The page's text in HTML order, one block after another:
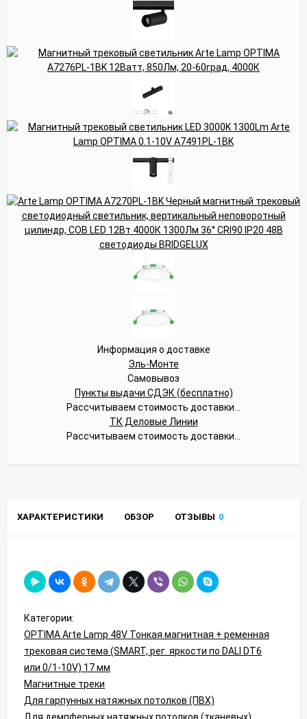
Информация о доставке
Эль-Монте
Самовывоз
Пункты выдачи СДЭК (бесплатно)
Рассчитываем стоимость доставки...
ТК Деловые Линии
Рассчитываем стоимость доставки...
ХАРАКТЕРИСТИКИ ОБЗОР ОТЗЫВЫ 0
Категории:
OPTIMA Arte Lamp 48V Тонкая магнитная + ременная
трековая система (SMART, рег. яркости по DALI DT6
или 0/1-10V) 17 мм
Магнитные треки
Для гарпунных натяжных потолков (ПВХ)
Для демпферных натяжных потолков (тканевых)